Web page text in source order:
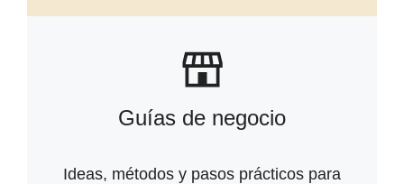
Guías de negocio
Ideas, métodos y pasos prácticos para